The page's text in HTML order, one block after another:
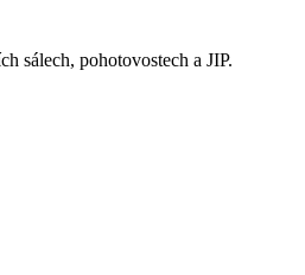
sálech, pohotovostech a JIP.